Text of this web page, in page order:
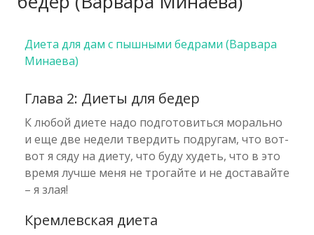
Диета для дам с пышными бедрами (Варвара
Минаева)
Глава 2: Диеты для бедер
К любой диете надо подготовиться морально
и еще две недели твердить подругам, что вот-
вот я сяду на диету, что буду худеть, что в это
время лучше меня не трогайте и не доставайте
– я злая!
Кремлевская диета